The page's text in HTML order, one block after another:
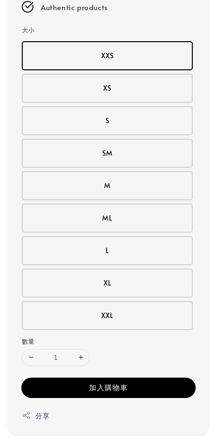
Authentic products
大小
XXS
XS
S
SM
M
ML
L
XL
XXL
數量
加入購物車
分享